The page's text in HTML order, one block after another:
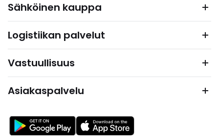
Sähköinen kauppa
Logistiikan palvelut
Vastuullisuus
Asiakaspalvelu